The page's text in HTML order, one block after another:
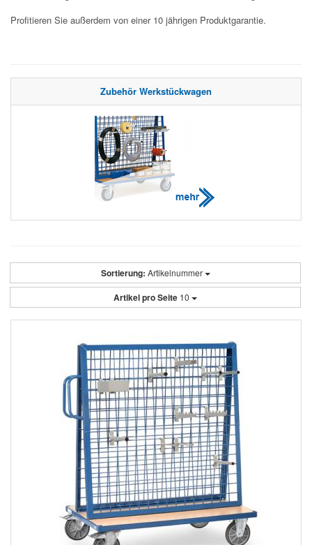
Profitieren Sie außerdem von einer 10 jährigen Produktgarantie.
Zubehör Werkstückwagen
Sortierung: Artikelnummer
Artikel pro Seite 10